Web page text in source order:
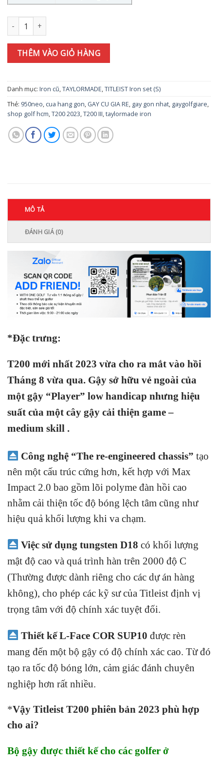
THÊM VÀO GIỎ HÀNG
Danh mục: Iron cũ,TAYLORMADE,TITLEIST Iron set (S)
Thẻ: 950neo, cua hang gon, GAY CU GIA RE, gay gon nhat, gaygolfgiare,
shop golf hcm,T200 2023,T200 III,taylormade iron
MÔ TẢ
ĐÁNH GIÁ (0)
*Đặc trưng:
T200 mới nhất 2023 vừa cho ra mắt vào hồi
Tháng 8 vừa qua. Gậy sở hữu vẻ ngoài của
một gậy “Player” low handicap nhưng hiệu
suất của một cây gậy cải thiện game –
medium skill .
Công nghệ “The re-engineered chassis”tạo
nên một cấu trúc cứng hơn, kết hợp với Max
Impact 2.0 bao gồm lõi polyme đàn hồi cao
nhằm cải thiện tốc độ bóng lệch tâm cũng như
hiệu quả khối lượng khi va chạm.
Việc sử dụng tungsten D18có khối lượng
mật độ cao và quá trình hàn trên 2000 độ C
(Thường được dành riêng cho các dự án hàng
không), cho phép các kỹ sư của Titleist định vị
trọng tâm với độ chính xác tuyệt đối.
Thiết kế L-Face COR SUP10 được rèn
mang đến một bộ gậy có độ chính xác cao. Từ đó
tạo ra tốc độ bóng lớn, cảm giác đánh chuyên
nghiệp hơn rất nhiều.
*Vậy Titleist T200 phiên bản 2023 phù hợp
cho ai?
Bộ gậy được thiết kế cho các golfer ở